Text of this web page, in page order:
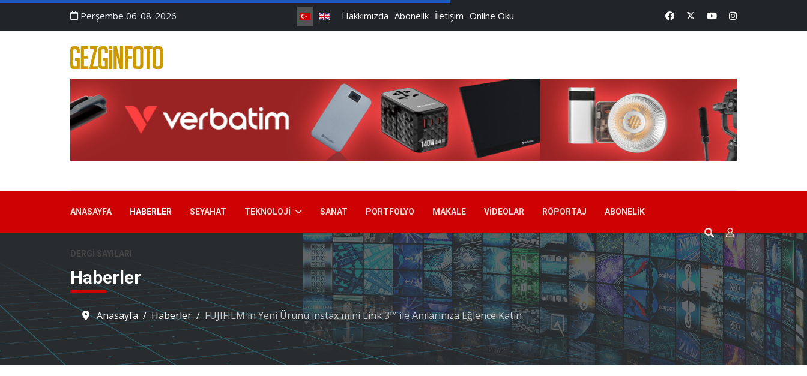
Perşembe 06-08-2026 Hakkımızda Abonelik İletişim Online Oku
ANASAYFA HABERLER SEYAHAT TEKNOLOJI SANAT PORTFOLYO MAKALE VIDEOLAR RÖPORTAJ ABONELIK
DERGI SAYILARI
Haberler
Anasayfa Haberler FUJIFILM'in Yeni Ürünü instax mini Link 3™ ile Anılarınıza Eğlence Katın